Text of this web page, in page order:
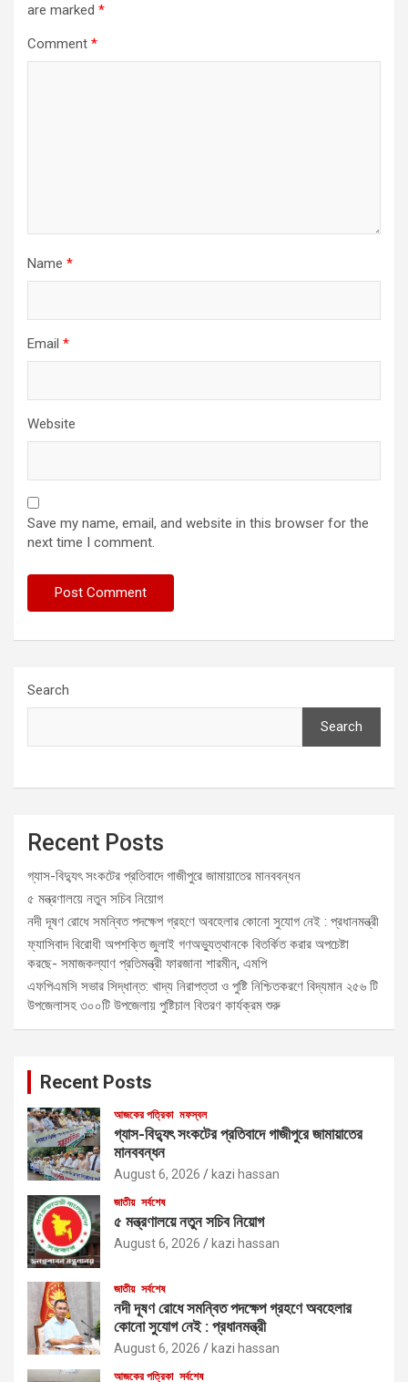
are marked *
Comment *
Name *
Email *
Website
Save my name, email, and website in this browser for the
next time I comment.
Search
Search
Recent Posts
গ্যাস-বিদ্যুৎ সংকটের প্রতিবাদে গাজীপুরে জামায়াতের মানববন্ধন
৫ মন্ত্রণালয়ে নতুন সচিব নিয়োগ
নদী দূষণ রোধে সমন্বিত পদক্ষেপ গ্রহণে অবহেলার কোনো সুযোগ নেই : প্রধানমন্ত্রী
ফ্যাসিবাদ বিরোধী অপশক্তি জুলাই গণঅভ্যুত্থানকে বিতর্কিত করার অপচেষ্টা
করছে- সমাজকল্যাণ প্রতিমন্ত্রী ফারজানা শারমীন, এমপি
এফপিএমসি সভার সিদ্ধান্ত: খাদ্য নিরাপত্তা ও পুষ্টি নিশ্চিতকরণে বিদ্যমান ২৫৬ টি
উপজেলাসহ ৩০০টি উপজেলায় পুষ্টিচাল বিতরণ কার্যক্রম শুরু
Recent Posts
আজকের পত্রিকা মফস্বল
গ্যাস-বিদ্যুৎ সংকটের প্রতিবাদে গাজীপুরে জামায়াতের
মানববন্ধন
August 6, 2026 kazi hassan
জাতীয় সর্বশেষ
৫ মন্ত্রণালয়ে নতুন সচিব নিয়োগ
August 6, 2026 kazi hassan
জাতীয় সর্বশেষ
নদী দূষণ রোধে সমন্বিত পদক্ষেপ গ্রহণে অবহেলার
কোনো সুযোগ নেই : প্রধানমন্ত্রী
August 6, 2026 kazi hassan
আজকের পত্রিকা সর্বশেষ